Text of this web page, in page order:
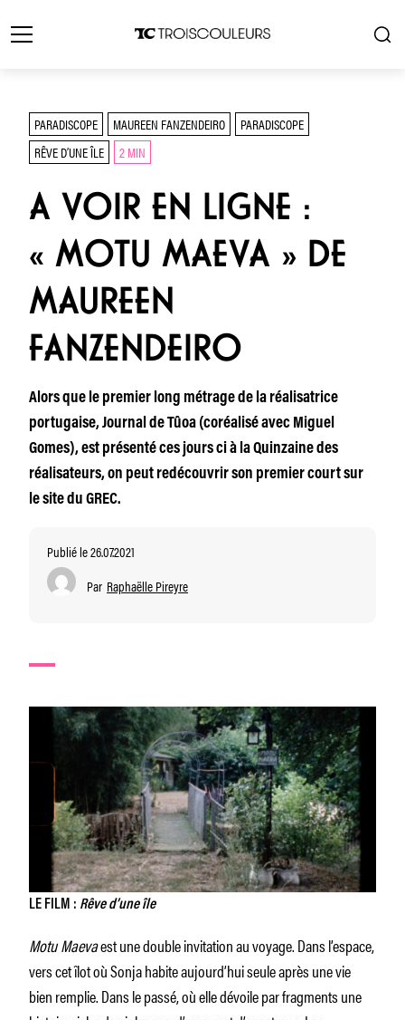
PARADISCOPE MAUREEN FANZENDEIRO
PARADISCOPE
RÊVE D’UNE ÎLE
2 MIN
A VOIR EN LIGNE :
« MOTU MAEVA » DE
MAUREEN
FANZENDEIRO
Alors que le premier long métrage de la réalisatrice
portugaise, Journal de Tûoa (coréalisé avec Miguel
Gomes), est présenté ces jours ci à la Quinzaine des
réalisateurs, on peut redécouvrir son premier court sur
le site du GREC.
Publié le 26.07.2021
Par Raphaëlle Pireyre
LE FILM : Rêve d’une île
Motu Maevaest une double invitation au voyage. Dans l’espace,
vers cet îlot où Sonja habite aujourd’hui seule après une vie
bien remplie. Dans le passé, où elle dévoile par fragments une